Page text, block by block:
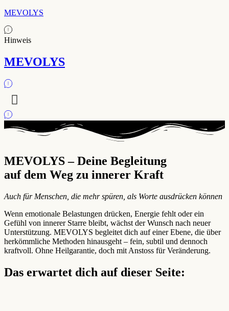
MEVOLYS
Hinweis
MEVOLYS
MEVOLYS – Deine Begleitung
auf dem Weg zu innerer Kraft
Auch für Menschen, die mehr spüren, als Worte ausdrücken können
Wenn emotionale Belastungen drücken, Energie fehlt oder ein
Gefühl von innerer Starre bleibt, wächst der Wunsch nach neuer
Unterstützung. MEVOLYS begleitet dich auf einer Ebene, die über
herkömmliche Methoden hinausgeht – fein, subtil und dennoch
kraftvoll. Ohne Heilgarantie, doch mit Anstoss für Veränderung.
Das erwartet dich auf dieser Seite: